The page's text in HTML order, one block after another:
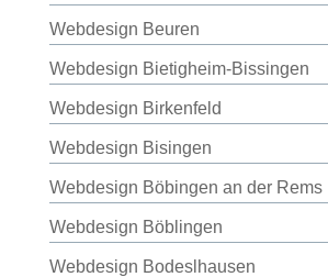
Webdesign Beuren
Webdesign Bietigheim-Bissingen
Webdesign Birkenfeld
Webdesign Bisingen
Webdesign Böbingen an der Rems
Webdesign Böblingen
Webdesign Bodeslhausen